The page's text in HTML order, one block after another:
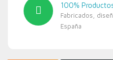
100%
Fabricados,
España